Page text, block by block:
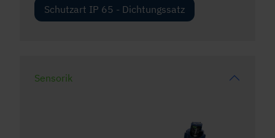
Schutzart IP 65 - Dichtungssatz
Sensorik